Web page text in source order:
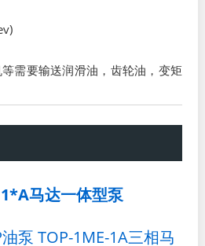
需要输送润滑油，齿轮油，变矩
马达一体型泵
泵 TOP-1ME-1A三相马